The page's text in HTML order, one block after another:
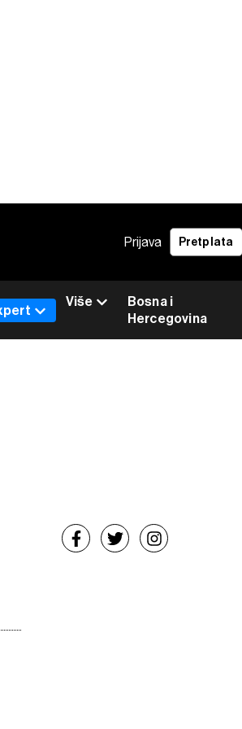
Prijava Pretplata
Bosna i
Hercegovina
Više